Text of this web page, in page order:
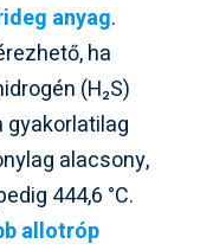
anyag.
ha
(H₂S)
gyakorlatilag
alacsony,
444,6 °C.
allotróp